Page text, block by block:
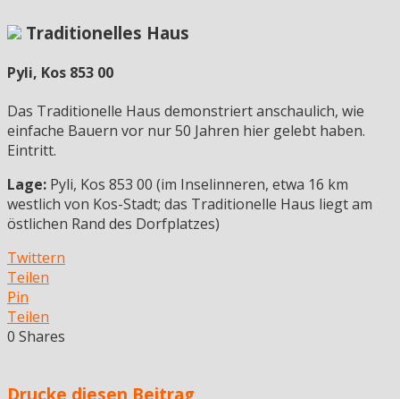
Traditionelles Haus
Pyli, Kos 853 00
Das Traditionelle Haus demonstriert anschaulich, wie
einfache Bauern vor nur 50 Jahren hier gelebt haben.
Eintritt.
Lage: Pyli, Kos 853 00 (im Inselinneren, etwa 16 km
westlich von Kos-Stadt; das Traditionelle Haus liegt am
östlichen Rand des Dorfplatzes)
Twittern
Teilen
Pin
Teilen
0 Shares
Drucke diesen Beitrag